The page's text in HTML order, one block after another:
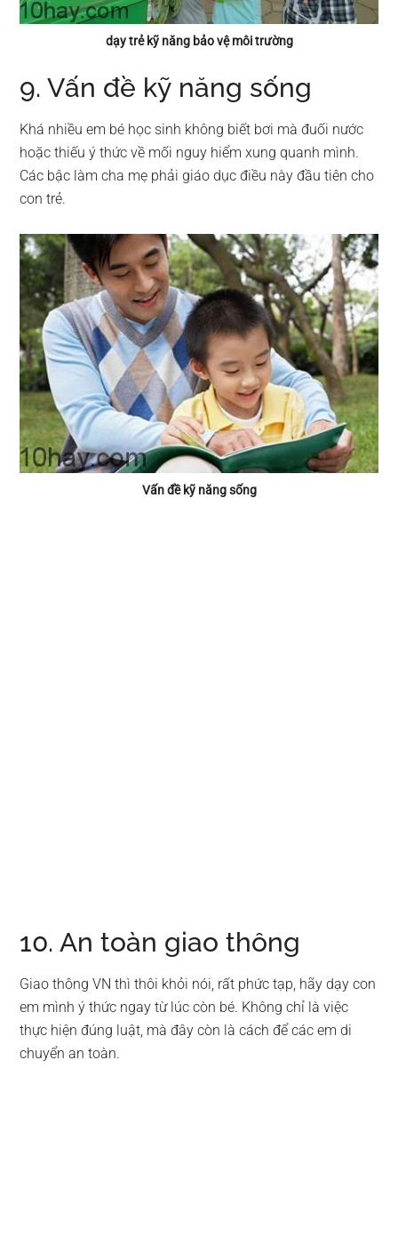
dạy trẻ kỹ năng bảo vệ môi trường
9. Vấn đề kỹ năng sống
Khá nhiều em bé học sinh không biết bơi mà đuối nước
hoặc thiếu ý thức về mối nguy hiểm xung quanh mình.
Các bậc làm cha mẹ phải giáo dục điều này đầu tiên cho
con trẻ.
Vấn đề kỹ năng sống
10. An toàn giao thông
Giao thông VN thì thôi khỏi nói, rất phức tạp, hãy dạy con
em mình ý thức ngay từ lúc còn bé. Không chỉ là việc
thực hiện đúng luật, mà đây còn là cách để các em di
chuyển an toàn.